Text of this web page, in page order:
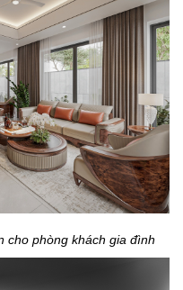
cho phòng khách gia đình